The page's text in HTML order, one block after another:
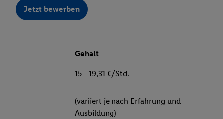
Jetzt bewerben
Gehalt
15 - 19,31 €/Std.
(variiert je nach Erfahrung und
Ausbildung)